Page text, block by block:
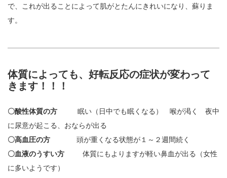
で、これが出ることによって肌がとたんにきれいになり、蘇りま
す。
体質によっても、好転反応の症状が変わって
きます！！！
〇酸性体質の方
眠い（日中でも眠くなる） 喉が渇く 夜中
に尿意が起こる、おならが出る
〇高血圧の方 頭が重くなる状態が１～２週間続く
〇血液のうすい方 体質にもよりますが軽い鼻血が出る（女性
に多いようです）